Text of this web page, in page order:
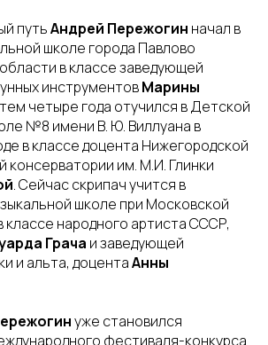
путьАндрей Пережогин начал в
школе города Павлово
в классе заведующей
инструментовМарины
четыре года отучился в Детской
№8 имени В. Ю. Виллуана в
в классе доцента Нижегородской
консерватории им. М.И. Глинки
. Сейчас скрипач учится в
школе при Московской
классе народного артиста СССР,
Грача изаведующей
и альта, доцентаАнны
уже становился
фестиваля-конкурса